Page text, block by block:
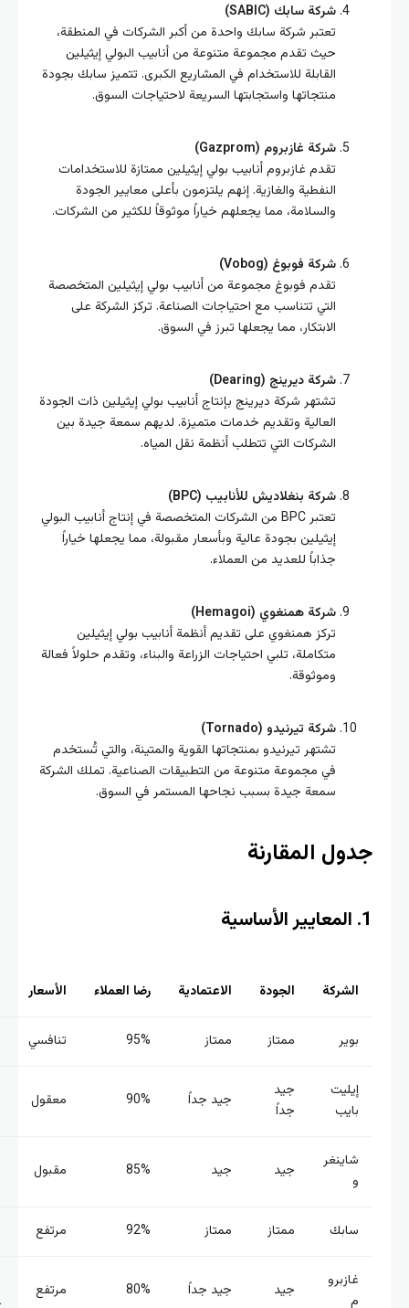
شركة سابك (SABIC)
تعتبر شركة سابك واحدة من أكبر الشركات في المنطقة،
حيث تقدم مجموعة متنوعة من أنابيب البولي إيثيلين
القابلة للاستخدام في المشاريع الكبرى. تتميز سابك بجودة
منتجاتها واستجابتها السريعة لاحتياجات السوق.
شركة غازبروم (Gazprom)
تقدم غازبروم أنابيب بولي إيثيلين ممتازة للاستخدامات
النفطية والغازية. إنهم يلتزمون بأعلى معايير الجودة
والسلامة، مما يجعلهم خياراً موثوقاً للكثير من الشركات.
شركة فوبوغ (Vobog)
تقدم فوبوغ مجموعة من أنابيب بولي إيثيلين المتخصصة
التي تتناسب مع احتياجات الصناعة. تركز الشركة على
الابتكار، مما يجعلها تبرز في السوق.
شركة ديرينج (Dearing)
تشتهر شركة ديرينج بإنتاج أنابيب بولي إيثيلين ذات الجودة
العالية وتقديم خدمات متميزة. لديهم سمعة جيدة بين
الشركات التي تتطلب أنظمة نقل المياه.
شركة بنغلاديش للأنابيب (BPC)
تعتبر BPC من الشركات المتخصصة في إنتاج أنابيب البولي
إيثيلين بجودة عالية وبأسعار مقبولة، مما يجعلها خياراً
جذاباً للعديد من العملاء.
شركة همنغوي (Hemagoi)
تركز همنغوي على تقديم أنظمة أنابيب بولي إيثيلين
متكاملة، تلبي احتياجات الزراعة والبناء، وتقدم حلولاً فعالة
شركة تيرنيدو (Tornado)
تشتهر تيرنيدو بمنتجاتها القوية والمتينة، والتي تُستخدم
في مجموعة متنوعة من التطبيقات الصناعية. تملك الشركة
سمعة جيدة بسبب نجاحها المستمر في السوق.
المقارنة
الجودة الاعتمادية رضا العملاء الأسعار الابتكار
ممتاز ممتاز متقدم
جيد
جداً
جيد جداً 90% جيد
جيد جيد
جيد
جداً
ممتاز ممتاز جيد
جيد جيد جداً 80%
متوس
ط